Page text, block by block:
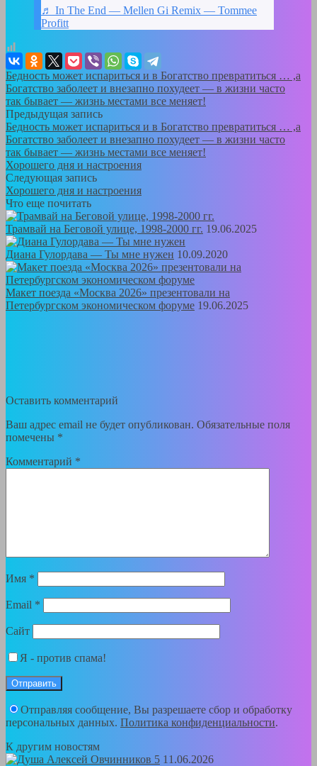
♬ In The End — Mellen Gi Remix — Tommee
Profitt
Бедность может испариться и в Богатство превратиться … ,а
Богатство заболеет и внезапно похудеет — в жизни часто
так бывает — жизнь местами все меняет!
Предыдущая запись
Бедность может испариться и в Богатство превратиться … ,а
Богатство заболеет и внезапно похудеет — в жизни часто
так бывает — жизнь местами все меняет!
Хорошего дня и настроения
Следующая запись
Хорошего дня и настроения
Что еще почитать
Трамвай на Беговой улице, 1998-2000 гг. 19.06.2025
Диана Гулордава — Ты мне нужен 10.09.2020
Макет поезда «Москва 2026» презентовали на
Петербургском экономическом форуме 19.06.2025
Оставить комментарий
Ваш адрес email не будет опубликован. Обязательные поля
помечены *
Комментарий *
Имя *
Email *
Сайт
Я - против спама!
Отправляя сообщение, Вы разрешаете сбор и обработку
персональных данных. Политика конфиденциальности.
К другим новостям
11.06.2026